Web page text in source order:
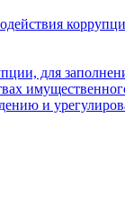
для
и